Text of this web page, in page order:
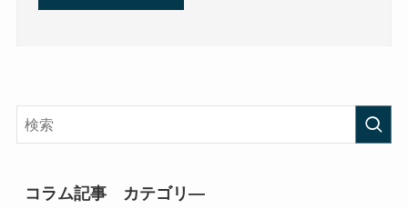
コラム記事 カテゴリ―